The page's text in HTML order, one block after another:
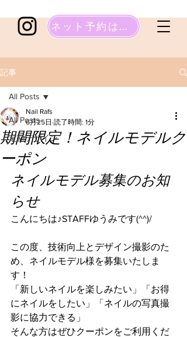
ネット予約はこちら
記事
All Posts
定額デザイン
All Posts
期間限定！ネイルモデルク
ーポン
Nail Rafs
6月25日 読了時間: 1分
ネイルモデル募集のお知
らせ
こんにちは♪STAFFゆうみです(^^)/
この度、技術向上とデザイン撮影のた
め、ネイルモデル様を募集いたしま
す！
「新しいネイルを楽しみたい」「お得
にネイルをしたい」「ネイルの写真撮
影に協力できる」
そんな方はぜひクーポンをご利用くだ